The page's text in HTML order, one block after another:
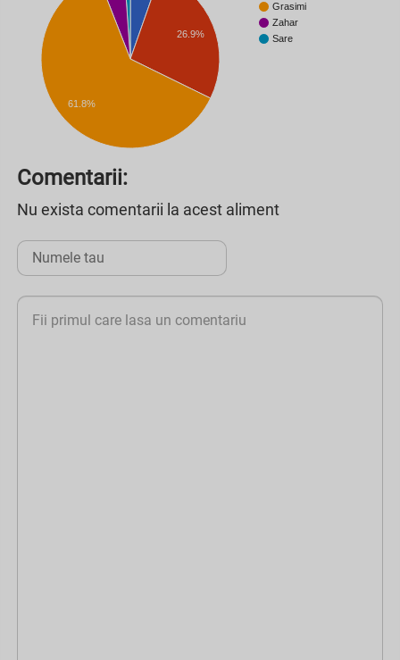
Grasimi
Zahar
Sare
26.9%
61.8%
Comentarii:
Nu exista comentarii la acest aliment